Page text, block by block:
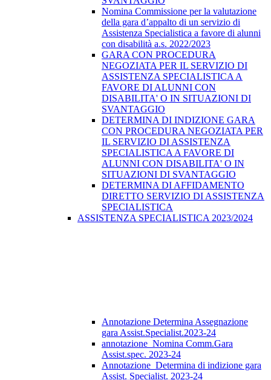
Nomina Commissione per la valutazione
della gara d’appalto di un servizio di
Assistenza Specialistica a favore di alunni
con disabilità a.s. 2022/2023
GARA CON PROCEDURA
NEGOZIATA PER IL SERVIZIO DI
ASSISTENZA SPECIALISTICA A
FAVORE DI ALUNNI CON
DISABILITA' O IN SITUAZIONI DI
SVANTAGGIO
DETERMINA DI INDIZIONE GARA
CON PROCEDURA NEGOZIATA PER
IL SERVIZIO DI ASSISTENZA
SPECIALISTICA A FAVORE DI
ALUNNI CON DISABILITA' O IN
SITUAZIONI DI SVANTAGGIO
DETERMINA DI AFFIDAMENTO
DIRETTO SERVIZIO DI ASSISTENZA
SPECIALISTICA
ASSISTENZA SPECIALISTICA 2023/2024
Annotazione Determina Assegnazione
gara Assist.Specialist.2023-24
annotazione_Nomina Comm.Gara
Assist.spec. 2023-24
Annotazione_Determina di indizione gara
Assist. Specialist. 2023-24